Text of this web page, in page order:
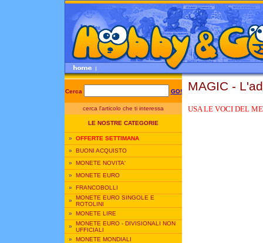
Cerca GO!
cerca l'articolo che ti interessa
LE NOSTRE CATEGORIE
» OFFERTE SETTIMANA
» BUONI ACQUISTO
» MONETE NOVITA'
» MONETE EURO
» FRANCOBOLLI
» MONETE EURO SINGOLE E
ROTOLINI
» MONETE LIRE
» MONETE EURO - DIVISIONALI NON
UFFICIALI
» MONETE MONDIALI
MAGIC -
USA LE VOCI DEL